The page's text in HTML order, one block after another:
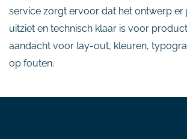
service zorgt ervoor dat het ontwerp er
uitziet en technisch klaar is voor
aandacht voor lay-out, kleuren,
op fouten.